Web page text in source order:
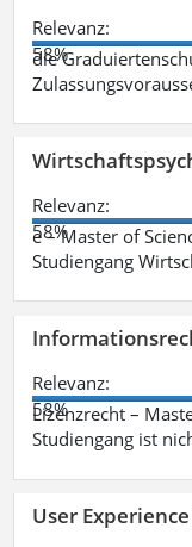
Relevanz:
58%
die
Relevanz:
58%
e – Master of
Studiengang
Relevanz:
58%
Lizenzrecht –
Studiengang ist
User